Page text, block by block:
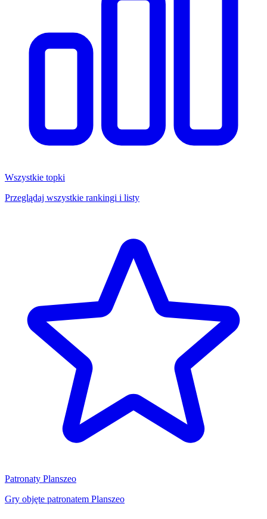
Wszystkie topki
Przeglądaj wszystkie rankingi i listy
Patronaty Planszeo
Gry objęte patronatem Planszeo